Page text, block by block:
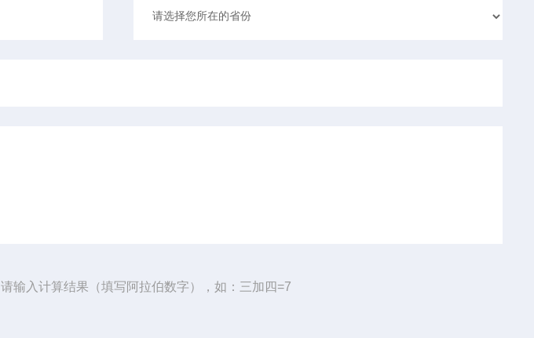
请输入计算结果（填写阿拉伯数字），如：三加四=7